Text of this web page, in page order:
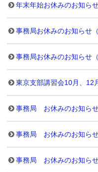
年末年始お休みのお知ら
事務局お休みのお知らせ（
事務局お休みのお知らせ（
東京支部講習会10月、12
事務局 お休みのお知らせ
事務局 お休みのお知らせ
事務局 お休みのお知らせ